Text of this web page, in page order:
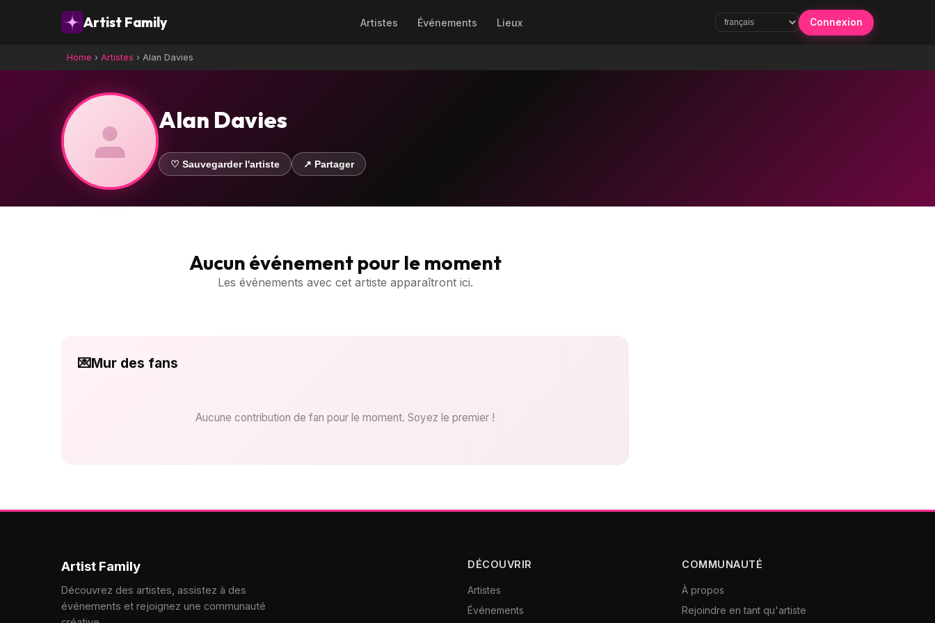
Artist Family Artistes Événements Lieux Connexion
Home › Artistes › Alan Davies
Alan Davies
♡ Sauvegarder l'artiste ↗ Partager
Aucun événement pour le moment
Les événements avec cet artiste apparaîtront ici.
💌Mur des fans
Aucune contribution de fan pour le moment. Soyez le premier !
Artist Family
Découvrez des artistes, assistez à des
événements et rejoignez une communauté
DÉCOUVRIR
Artistes
Événements
COMMUNAUTÉ
À propos
Rejoindre en tant qu'artiste